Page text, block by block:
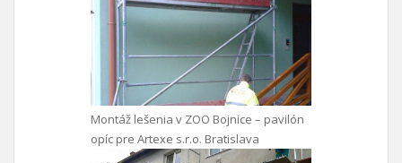
Montáž lešenia v ZOO Bojnice – pavilón
opíc pre Artexe s.r.o. Bratislava